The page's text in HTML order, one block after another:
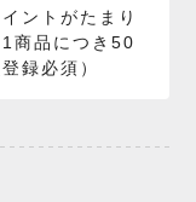
ントがたまり
商品につき50
録必須）